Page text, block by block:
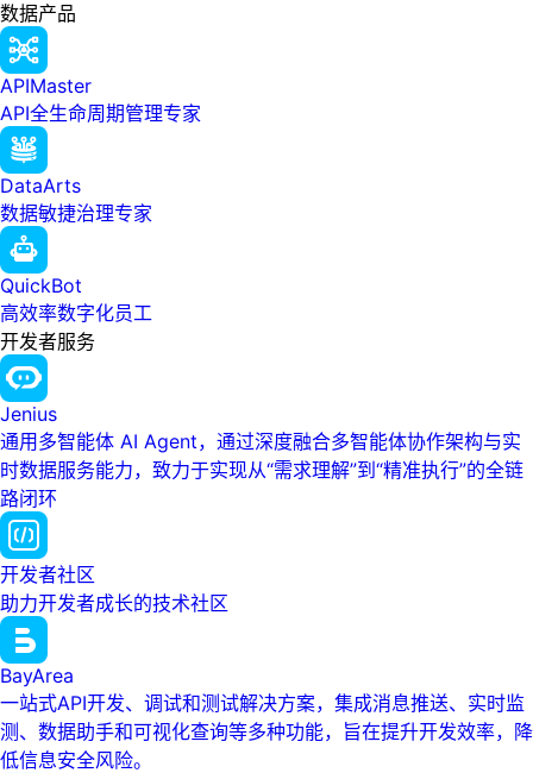
数据产品
APIMaster
API全生命周期管理专家
DataArts
数据敏捷治理专家
QuickBot
高效率数字化员工
开发者服务
Jenius
通用多智能体 AI Agent，通过深度融合多智能体协作架构与实
时数据服务能力，致力于实现从“需求理解”到“精准执行”的全链
路闭环
开发者社区
助力开发者成长的技术社区
BayArea
一站式API开发、调试和测试解决方案，集成消息推送、实时监
测、数据助手和可视化查询等多种功能，旨在提升开发效率，降
低信息安全风险。